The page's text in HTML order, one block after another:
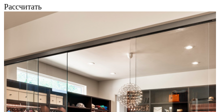
Рассчитать